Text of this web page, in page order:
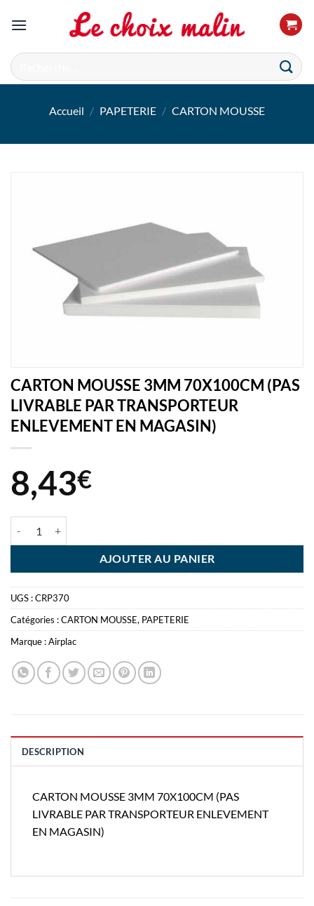
Recherche
pour :
Accueil / PAPETERIE / CARTON MOUSSE
CARTON MOUSSE 3MM 70X100CM (PAS
LIVRABLE PAR TRANSPORTEUR
ENLEVEMENT EN MAGASIN)
8,43€
AJOUTER AU PANIER
UGS :CRP370
Catégories :CARTON MOUSSE, PAPETERIE
Marque :Airplac
DESCRIPTION
CARTON MOUSSE 3MM 70X100CM (PAS
LIVRABLE PAR TRANSPORTEUR ENLEVEMENT
EN MAGASIN)